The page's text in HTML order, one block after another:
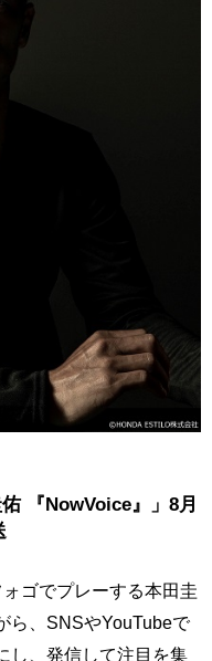
『NowVoice』」8月
ゴでプレーする本田圭
ら、SNSやYouTubeで
し、発信して注目を集